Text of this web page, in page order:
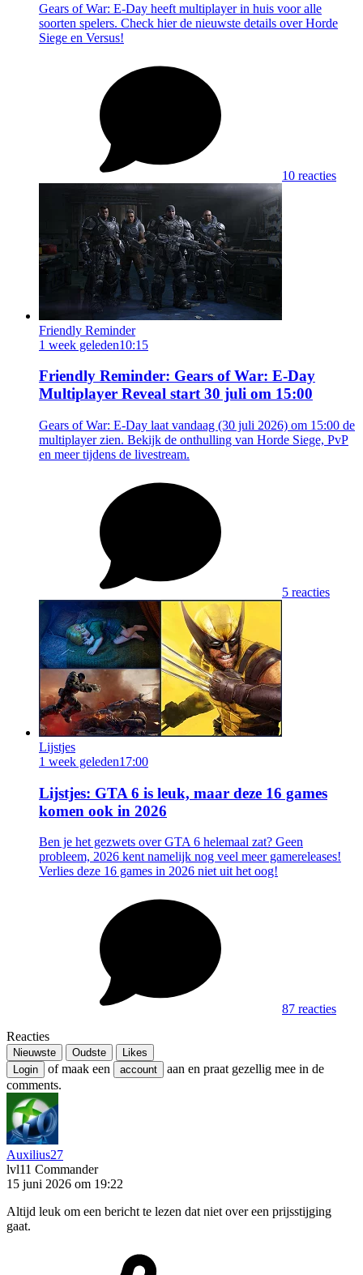
Gears of War: E-Day heeft multiplayer in huis voor alle
soorten spelers. Check hier de nieuwste details over Horde
Siege en Versus!
10 reacties
Friendly Reminder
1 week geleden10:15
Friendly Reminder: Gears of War: E-Day
Multiplayer Reveal start 30 juli om 15:00
Gears of War: E-Day laat vandaag (30 juli 2026) om 15:00 de
multiplayer zien. Bekijk de onthulling van Horde Siege, PvP
en meer tijdens de livestream.
5 reacties
Lijstjes
1 week geleden17:00
Lijstjes: GTA 6 is leuk, maar deze 16 games
komen ook in 2026
Ben je het gezwets over GTA 6 helemaal zat? Geen
probleem, 2026 kent namelijk nog veel meer gamereleases!
Verlies deze 16 games in 2026 niet uit het oog!
87 reacties
Reacties
Nieuwste Oudste
Likes
Login
of maak een account
aan en praat gezellig mee in de
comments.
Auxilius27
lvl11 Commander
15 juni 2026 om 19:22
Altijd leuk om een bericht te lezen dat niet over een prijsstijging
gaat.